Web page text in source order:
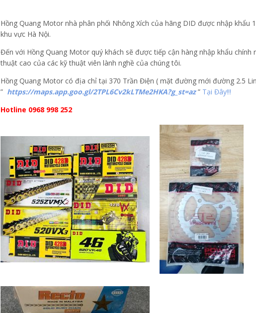
Hồng Quang Motor nhà phân phối Nhông Xích của hãng DID được nhập khẩu
khu vực Hà Nội.
Đến với Hồng Quang Motor quý khách sẽ được tiếp cận hàng nhập khẩu chính
thuật cao của các kỹ thuật viên lành nghề của chúng tôi.
Hồng Quang Motor có địa chỉ tại 370 Trần Điện ( mặt đường mới đường 2.5
” https://maps.app.goo.gl/2TPL6Cv2kLTMe2HKA?g_st=az” Tại Đây!!!
Hotline 0968 998 252